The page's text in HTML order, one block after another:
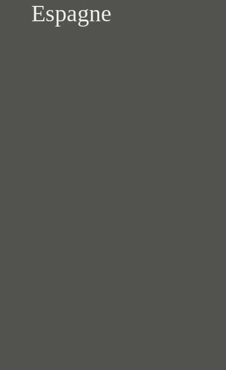
Espagne